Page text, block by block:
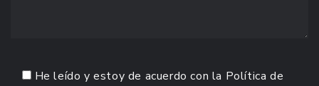
He leído y estoy de acuerdo con la Política de